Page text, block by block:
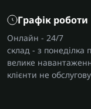
Графік роботи
Онлайн - 24/7
склад - з понеділка
велике
клієнти не